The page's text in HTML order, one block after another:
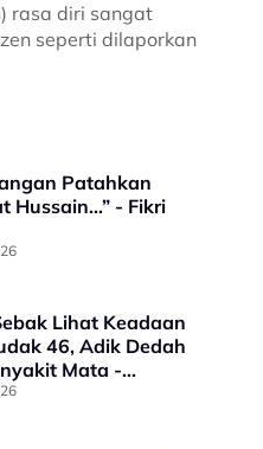
rasa diri sangat
seperti dilaporkan
Patahkan
Hussain…” - Fikri
Lihat Keadaan
46, Adik Dedah
Mata -
Dia Memang Slowly
Nampak…”